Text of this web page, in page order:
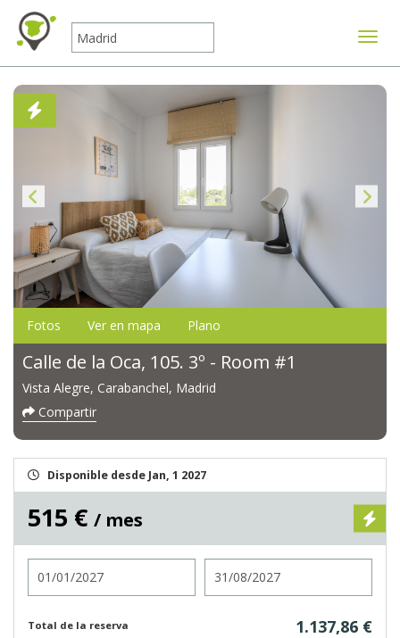
Fotos Ver en mapa Plano
Calle de la Oca, 105. 3º - Room #1
Vista Alegre, Carabanchel, Madrid
Compartir
Disponible desde Jan, 1 2027
515 € / mes
Total de la reserva 1.137,86 €